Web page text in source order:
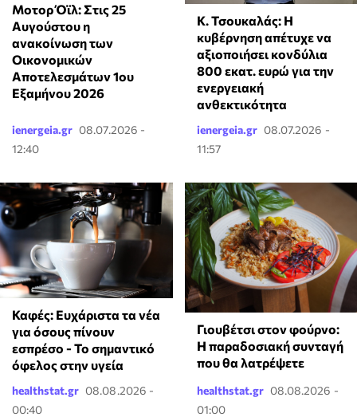
Μοτορ Όϊλ: Στις 25
Αυγούστου η
ανακοίνωση των
Οικονομικών
Αποτελεσμάτων 1ου
Εξαμήνου 2026
ienergeia.gr 08.07.2026 -
12:40
Κ. Τσουκαλάς: Η
κυβέρνηση απέτυχε να
αξιοποιήσει κονδύλια
800 εκατ. ευρώ για την
ενεργειακή
ανθεκτικότητα
ienergeia.gr 08.07.2026 -
11:57
Καφές: Ευχάριστα τα νέα
για όσους πίνουν
εσπρέσο - Το σημαντικό
όφελος στην υγεία
healthstat.gr 08.08.2026 -
00:40
Γιουβέτσι στον φούρνο:
Η παραδοσιακή συνταγή
που θα λατρέψετε
healthstat.gr 08.08.2026 -
01:00